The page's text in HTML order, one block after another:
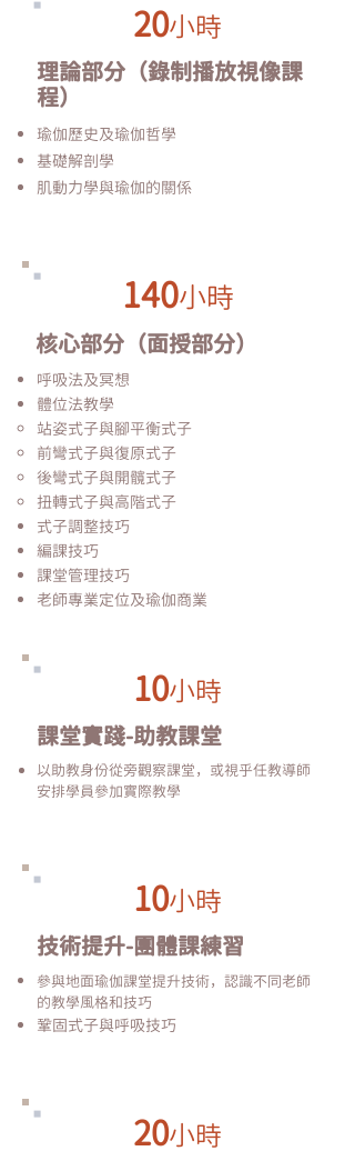
20小時
理論部分（錄制播放視像課
程）
瑜伽歷史及瑜伽哲學
基礎解剖學
肌動力學與瑜伽的關係
140小時
核心部分（面授部分）
呼吸法及冥想
體位法教學
站姿式子與腳平衡式子
前彎式子與復原式子
後彎式子與開髖式子
扭轉式子與高階式子
式子調整技巧
編課技巧
​課堂管理技巧
老師專業定位及瑜伽商業
10小時
課堂實踐-助教課堂
以助教身份從旁觀察課堂， 或視乎任教導師
安排學員參加實際教學
10小時
技術提升-團體課練習
參與地面瑜伽課堂提升技術，認識不同老師
的教學風格和技巧
鞏固式子與呼吸技巧
20小時